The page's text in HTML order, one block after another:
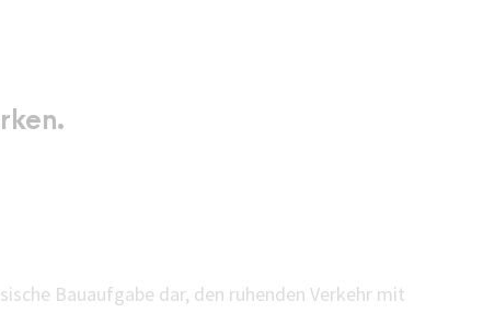
Bauaufgabe dar, den ruhenden Verkehr mit